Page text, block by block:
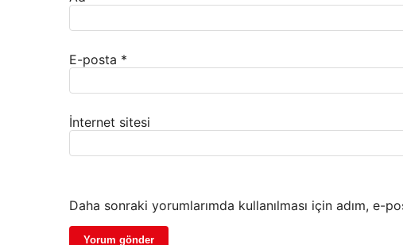
E-posta *
İnternet sitesi
Daha sonraki yorumlarımda kullanılması için adım, e-